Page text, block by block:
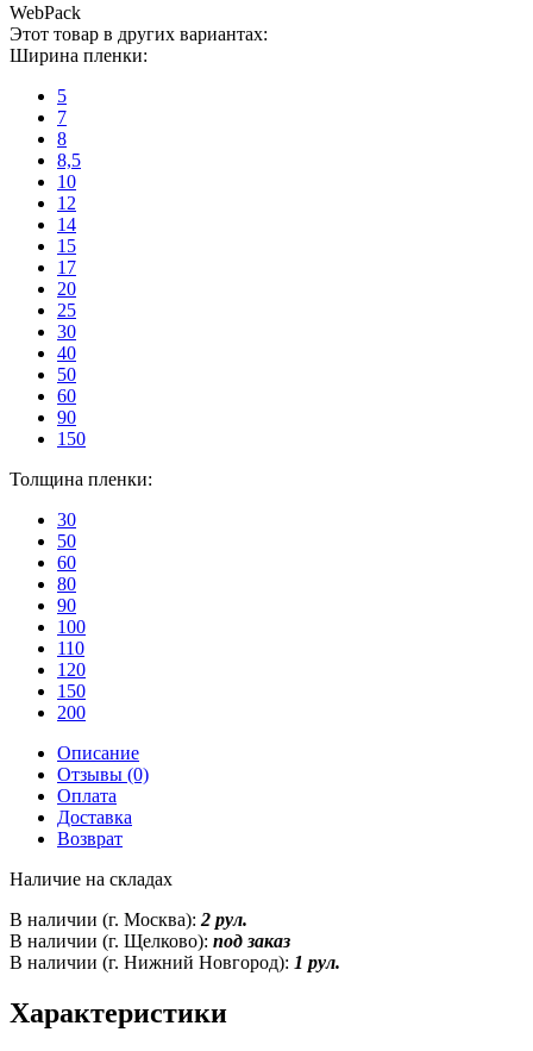
WebPack
Этот товар в других вариантах:
Ширина пленки:
5
7
8
8,5
10
12
14
15
17
20
25
30
40
50
60
90
150
Толщина пленки:
30
50
60
80
90
100
110
120
150
200
Описание
Отзывы (0)
Оплата
Доставка
Возврат
Наличие на складах
В наличии (г. Москва): 2 рул.
В наличии (г. Щелково): под заказ
В наличии (г. Нижний Новгород): 1 рул.
Характеристики